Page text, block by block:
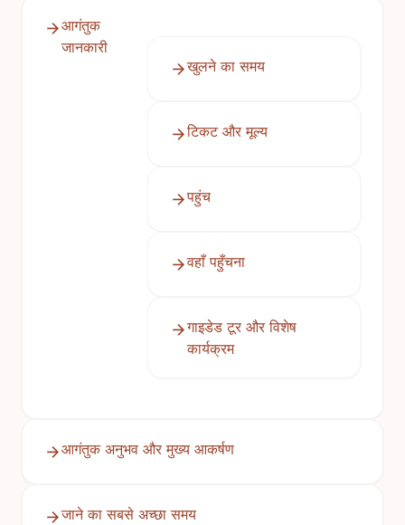
आगंतुक
जानकारी
खुलने का समय
टिकट और मूल्य
पहुंच
वहाँ पहुँचना
गाइडेड टूर और विशेष
कार्यक्रम
आगंतुक अनुभव और मुख्य आकर्षण
जाने का सबसे अच्छा समय